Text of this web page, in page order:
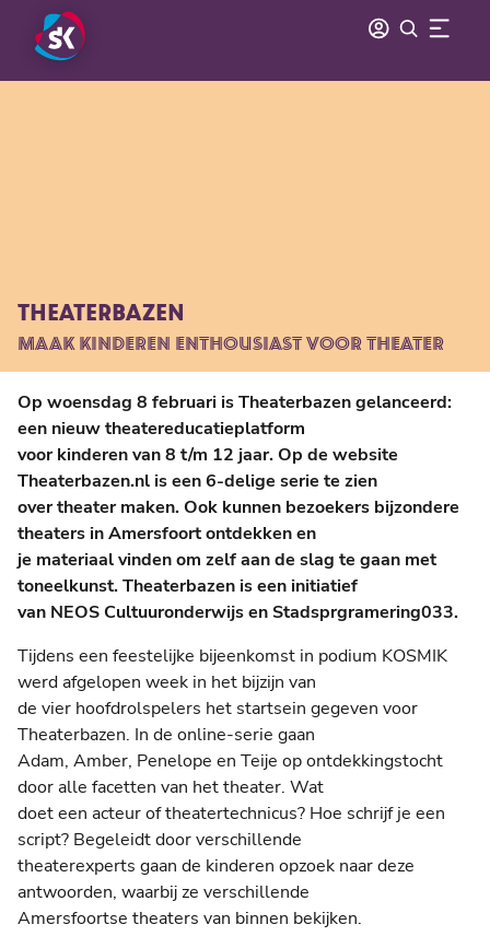
THEATERBAZEN
MAAK KINDEREN ENTHOUSIAST VOOR THEATER
Op woensdag 8 februari is Theaterbazen gelanceerd:
een nieuw theatereducatieplatform
voor kinderen van 8 t/m 12 jaar. Op de website
Theaterbazen.nl is een 6-delige serie te zien
over theater maken. Ook kunnen bezoekers bijzondere
theaters in Amersfoort ontdekken en
je materiaal vinden om zelf aan de slag te gaan met
toneelkunst. Theaterbazen is een initiatief
van NEOS Cultuuronderwijs en Stadsprgramering033.
Tijdens een feestelijke bijeenkomst in podium KOSMIK
werd afgelopen week in het bijzijn van
de vier hoofdrolspelers het startsein gegeven voor
Theaterbazen. In de online-serie gaan
Adam, Amber, Penelope en Teije op ontdekkingstocht
door alle facetten van het theater. Wat
doet een acteur of theatertechnicus? Hoe schrijf je een
script? Begeleidt door verschillende
theaterexperts gaan de kinderen opzoek naar deze
antwoorden, waarbij ze verschillende
Amersfoortse theaters van binnen bekijken.